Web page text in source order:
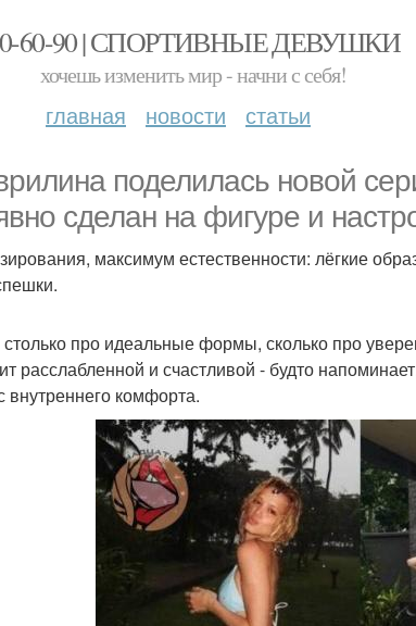
60-90 | СПОРТИВНЫЕ ДЕВУШКИ
хочешь изменить мир - начни с себя!
главная новости статьи
поделилась новой
сделан на фигуре и
максимум естественности: лёгкие
про идеальные формы, сколько про
расслабленной и счастливой - будто
внутреннего комфорта.